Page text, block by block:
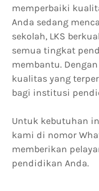
memperbaiki
Anda sedang
sekolah, LKS
semua tingkat
membantu.
kualitas yang
bagi institusi
Untuk kebutuhan
kami di nomor
memberikan
pendidikan Anda.